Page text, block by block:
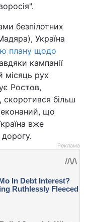
безпілотних
Україна
плану щодо
кампанії
місяць рух
Ростов,
скоротився більш
що
вже
Реклама